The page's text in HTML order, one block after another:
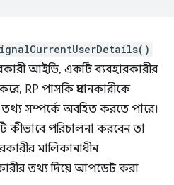
আইডি, একটি ব্যবহারকারীর
RP পাসকি প্রদানকারীকে
সম্পর্কে অবহিত করতে পারে।
কীভাবে পরিচালনা করবেন তা
মালিকানাধীন
তথ্য দিয়ে আপডেট করা